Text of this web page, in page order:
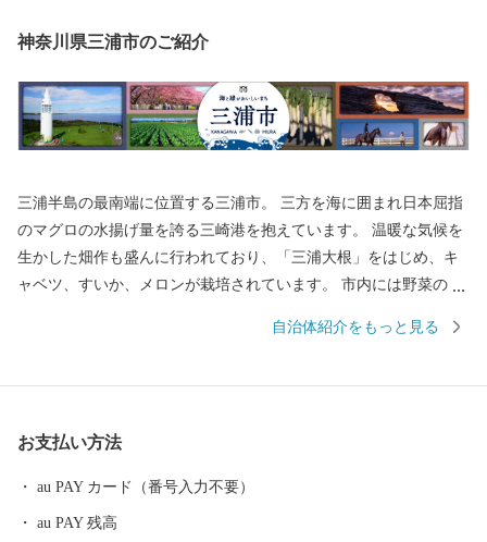
神奈川県三浦市のご紹介
三浦半島の最南端に位置する三浦市。 三方を海に囲まれ日本屈指
のマグロの水揚げ量を誇る三崎港を抱えています。 温暖な気候を
生かした畑作も盛んに行われており、「三浦大根」をはじめ、キ
ャベツ、すいか、メロンが栽培されています。 市内には野菜の直
ますので、お買い物やお散歩もお楽しみいただけます。 また、食
ふるさと納税による寄附金控除はできますが、返礼品はお送りい
たしませんので、ご了承ください。
自治体紹介をもっと見る
お支払い方法
au PAY カード（番号入力不要）
au PAY 残高